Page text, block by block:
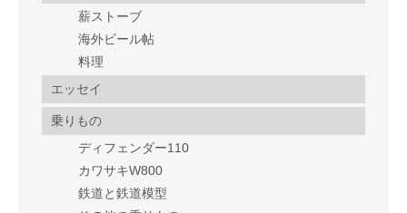
薪ストーブ
海外ビール帖
料理
エッセイ
乗りもの
ディフェンダー110
カワサキW800
鉄道と鉄道模型